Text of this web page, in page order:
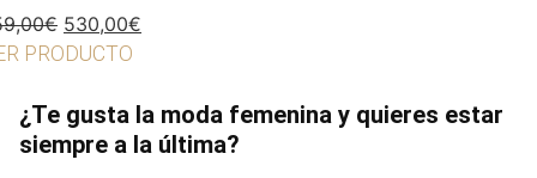
€ El
precio
era:
759,00€.
530,00€
es:
530,00€.
PRODUCTO
¿Te gusta la moda femenina y quieres estar
siempre a la última?